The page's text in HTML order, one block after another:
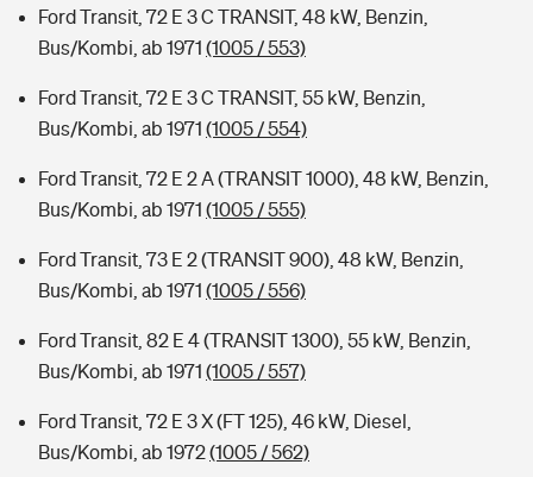
Ford Transit, 72 E 3 C TRANSIT, 48 kW, Benzin,
Bus/Kombi, ab 1971 (1005 / 553)
Ford Transit, 72 E 3 C TRANSIT, 55 kW, Benzin,
Bus/Kombi, ab 1971 (1005 / 554)
Ford Transit, 72 E 2 A (TRANSIT 1000), 48 kW, Benzin,
Bus/Kombi, ab 1971 (1005 / 555)
Ford Transit, 73 E 2 (TRANSIT 900), 48 kW, Benzin,
Bus/Kombi, ab 1971 (1005 / 556)
Ford Transit, 82 E 4 (TRANSIT 1300), 55 kW, Benzin,
Bus/Kombi, ab 1971 (1005 / 557)
Ford Transit, 72 E 3 X (FT 125), 46 kW, Diesel,
Bus/Kombi, ab 1972(1005 / 562)